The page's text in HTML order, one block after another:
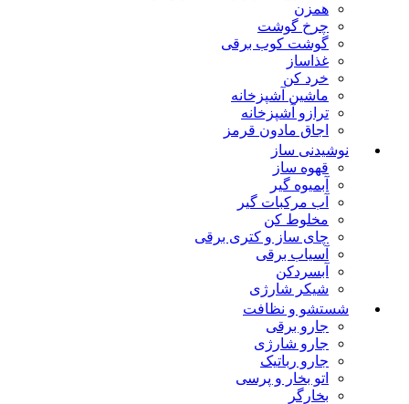
همزن
چرخ گوشت
گوشت کوب برقی
غذاساز
خرد کن
ماشین آشپزخانه
ترازو آشپزخانه
اجاق مادون قرمز
نوشیدنی ساز
قهوه ساز
آبمیوه گیر
آب مرکبات گیر
مخلوط کن
چای ساز و کتری برقی
آسیاب برقی
آبسردکن
شیکر شارژی
شستشو و نظافت
جارو برقی
جارو شارژی
جارو رباتیک
اتو بخار و پرسی
بخارگر